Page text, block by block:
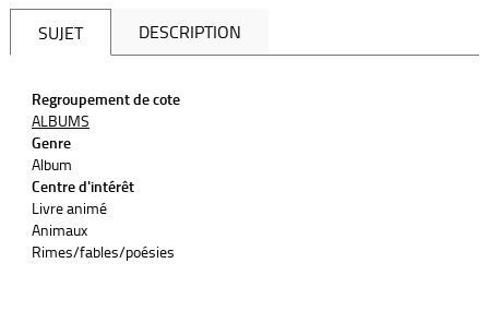
SUJET DESCRIPTION
Regroupement de cote
ALBUMS
Genre
Album
Centre d'intérêt
Livre animé
Animaux
Rimes/fables/poésies